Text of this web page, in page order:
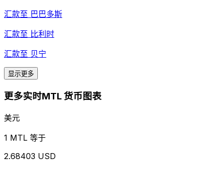
汇款至 巴巴多斯
汇款至 比利时
汇款至 贝宁
显示更多
更多实时MTL 货币图表
美元
1 MTL 等于
2.68403 USD